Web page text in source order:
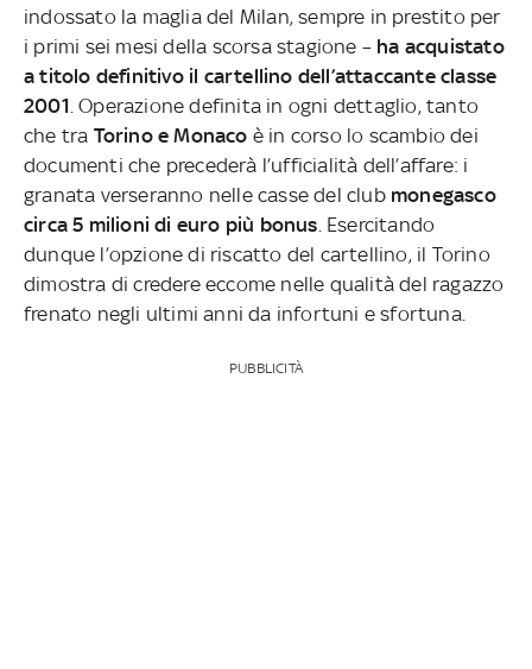
indossato la maglia del Milan, sempre in prestito per
i primi sei mesi della scorsa stagione – ha acquistato
a titolo definitivo il cartellino dell’attaccante classe
2001 . Operazione definita in ogni dettaglio, tanto
che tra Torino e Monaco è in corso lo scambio dei
documenti che precederà l’ufficialità dell’affare: i
granata verseranno nelle casse del club monegasco
circa 5 milioni di euro più bonus . Esercitando
dunque l’opzione di riscatto del cartellino, il Torino
dimostra di credere eccome nelle qualità del ragazzo
frenato negli ultimi anni da infortuni e sfortuna.
PUBBLICITÀ